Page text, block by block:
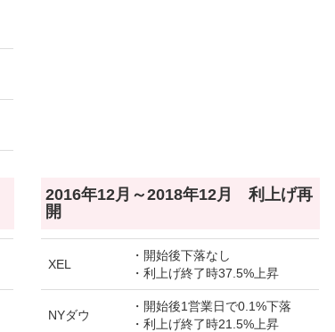
2016年12月～2018年12月 利上げ再
開
XEL
・開始後下落なし
・利上げ終了時37.5%上昇
NYダウ
・開始後1営業日で0.1%下落
・利上げ終了時21.5%上昇